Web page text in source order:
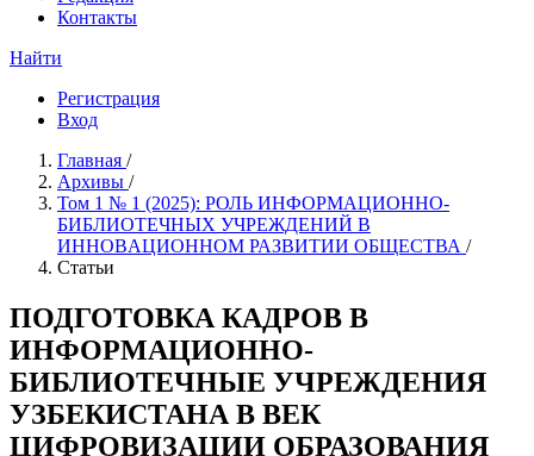
Контакты
Найти
Регистрация
Вход
Главная /
Архивы /
Том 1 № 1 (2025): РОЛЬ ИНФОРМAЦИОННО-
БИБЛИОТЕЧНЫХ УЧРЕЖДЕНИЙ В
ИННОВAЦИОННОМ РАЗВИТИИ ОБЩЕСТВА /
Статьи
ПОДГОТОВКА КАДРОВ В
ИНФОРМAЦИОННО-
БИБЛИОТЕЧНЫЕ УЧРЕЖДЕНИЯ
УЗБЕКИСТАНА В ВЕК
ЦИФРОВИЗAЦИИ ОБРАЗОВАНИЯ